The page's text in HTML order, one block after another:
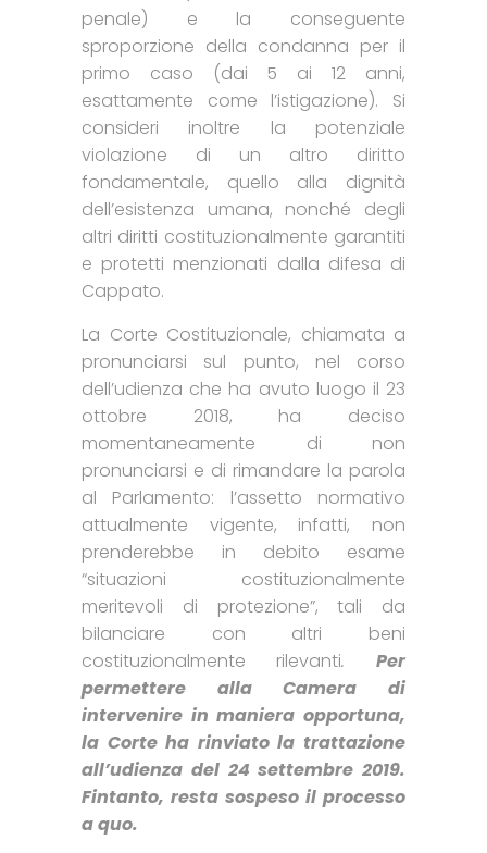
penale) e la conseguente
sproporzione della condanna per il
primo caso (dai 5 ai 12 anni,
esattamente come l’istigazione). Si
consideri inoltre la potenziale
violazione di un altro diritto
fondamentale, quello alla dignità
dell’esistenza umana, nonché degli
altri diritti costituzionalmente garantiti
e protetti menzionati dalla difesa di
Cappato.
La Corte Costituzionale, chiamata a
pronunciarsi sul punto, nel corso
dell’udienza che ha avuto luogo il 23
ottobre 2018, ha deciso
momentaneamente di non
pronunciarsi e di rimandare la parola
al Parlamento: l’assetto normativo
attualmente vigente, infatti, non
prenderebbe in debito esame
“situazioni costituzionalmente
meritevoli di protezione”, tali da
bilanciare con altri beni
costituzionalmente rilevanti. Per
permettere alla Camera di
intervenire in maniera opportuna,
la Corte ha rinviato la trattazione
all’udienza del 24 settembre 2019.
Fintanto, resta sospeso il processo
a quo.